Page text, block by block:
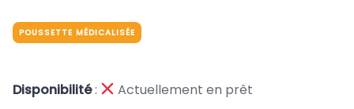
POUSSETTE MÉDICALISÉE
Disponibilité: Actuellement en prêt